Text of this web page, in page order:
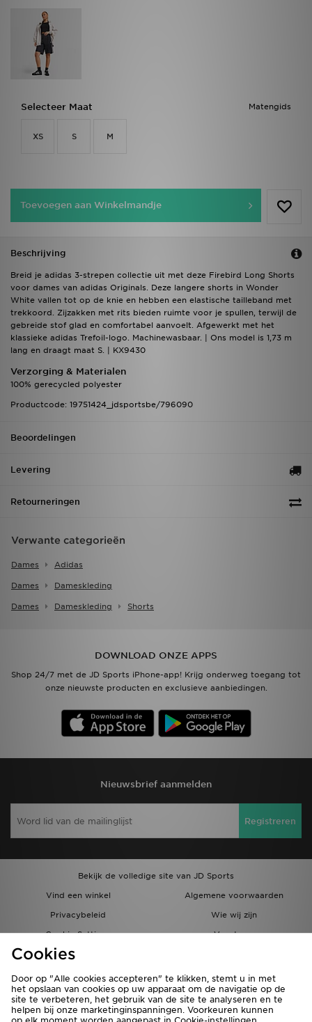
Matengids
Selecteer Maat
XS S M
Toevoegen aan Winkelmandje
Beschrijving
Breid je adidas 3-strepen collectie uit met deze Firebird Long Shorts
voor dames van adidas Originals. Deze langere shorts in Wonder
White vallen tot op de knie en hebben een elastische tailleband met
trekkoord. Zijzakken met rits bieden ruimte voor je spullen, terwijl de
gebreide stof glad en comfortabel aanvoelt. Afgewerkt met het
klassieke adidas Trefoil-logo. Machinewasbaar. | Ons model is 1,73 m
lang en draagt maat S. | KX9430
Verzorging & Materialen
100% gerecycled polyester
Productcode: 19751424_jdsportsbe/796090
Beoordelingen
Levering
Retourneringen
Verwante categorieën
Dames Adidas
Dames Dameskleding
Dames Dameskleding Shorts
DOWNLOAD ONZE APPS
Shop 24/7 met de JD Sports iPhone-app! Krijg onderweg toegang tot
onze nieuwste producten en exclusieve aanbiedingen.
Nieuwsbrief aanmelden
Registreren
Bekijk de volledige site van JD Sports
Vind een winkel
Algemene voorwaarden
Privacybeleid
Wie wij zijn
Cookie Settings
Vacatures
Bestellingen en Levering
Cookies
Door op "Alle cookies accepteren" te klikken, stemt u in met
het opslaan van cookies op uw apparaat om de navigatie op de
site te verbeteren, het gebruik van de site te analyseren en te
helpen bij onze marketinginspanningen. Voorkeuren kunnen